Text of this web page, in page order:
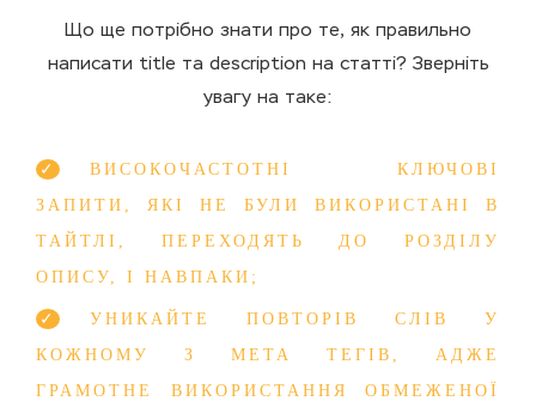
Що ще потрібно знати про те, як правильно
написати title та description на статті? Зверніть
увагу на таке:
ВИСОКОЧАСТОТНІ КЛЮЧОВІ
ЗАПИТИ, ЯКІ НЕ БУЛИ ВИКОРИСТАНІ В
ТАЙТЛІ, ПЕРЕХОДЯТЬ ДО РОЗДІЛУ
ОПИСУ, І НАВПАКИ;
УНИКАЙТЕ ПОВТОРІВ СЛІВ У
КОЖНОМУ З МЕТА ТЕГІВ, АДЖЕ
ГРАМОТНЕ ВИКОРИСТАННЯ ОБМЕЖЕНОЇ